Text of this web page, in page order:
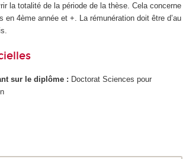
la totalité de la période de la thèse. Cela concerne
en 4ème année et +. La rémunération doit être d’au
sur le diplôme : Doctorat Sciences pour